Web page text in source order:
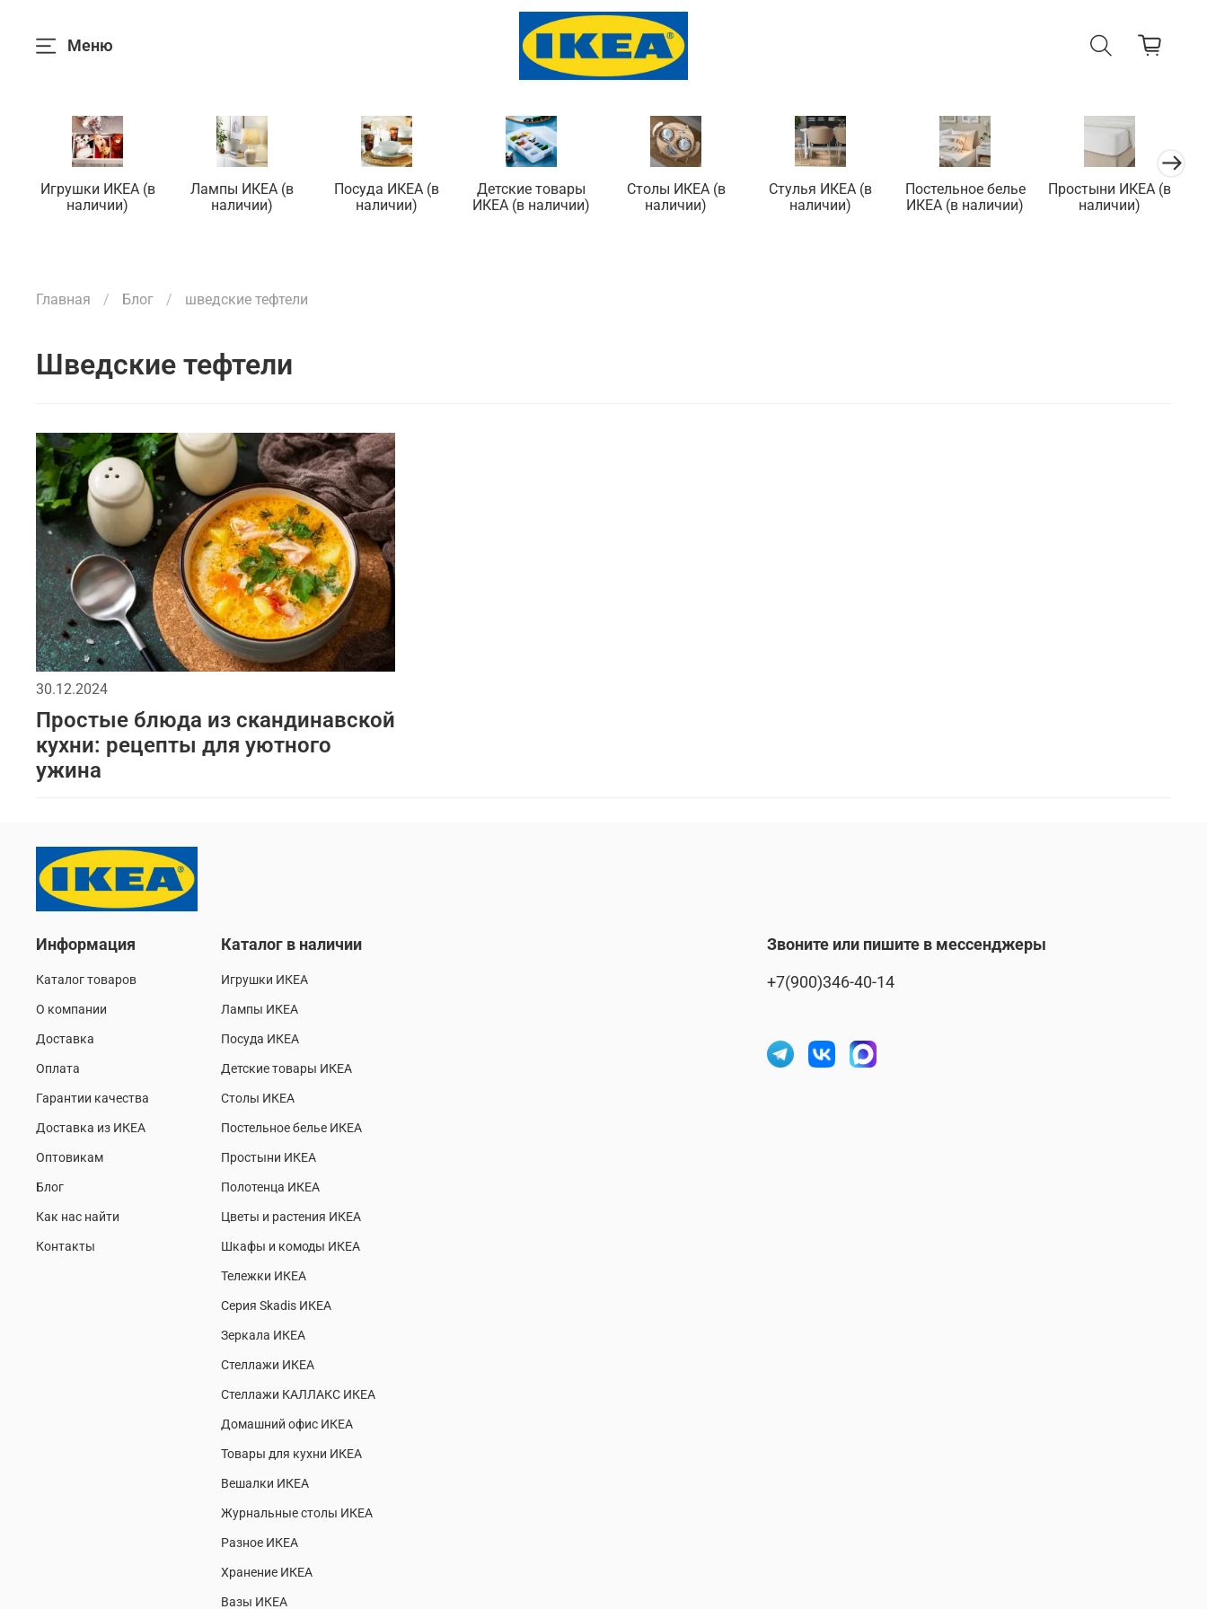
Меню
Игрушки ИКЕА (в
наличии)
Лампы ИКЕА (в
наличии)
Посуда ИКЕА (в
наличии)
Детские товары
ИКЕА (в наличии)
Столы ИКЕА (в
наличии)
Стулья ИКЕА (в
наличии)
Постельное белье
ИКЕА (в наличии)
Простыни ИКЕА (в
наличии)
Главная Блог шведские тефтели
шведские тефтели
30.12.2024
Простые блюда из скандинавской
кухни: рецепты для уютного
ужина
Информация
Каталог товаров
О компании
Доставка
Оплата
Гарантии качества
Доставка из ИКЕА
Оптовикам
Блог
Как нас найти
Контакты
Каталог в наличии
Игрушки ИКЕА
Лампы ИКЕА
Посуда ИКЕА
Детские товары ИКЕА
Столы ИКЕА
Постельное белье ИКЕА
Простыни ИКЕА
Полотенца ИКЕА
Цветы и растения ИКЕА
Шкафы и комоды ИКЕА
Тележки ИКЕА
Серия Skadis ИКЕА
Зеркала ИКЕА
Стеллажи ИКЕА
Стеллажи КАЛЛАКС ИКЕА
Домашний офис ИКЕА
Товары для кухни ИКЕА
Вешалки ИКЕА
Журнальные столы ИКЕА
Разное ИКЕА
Хранение ИКЕА
Вазы ИКЕА
Звоните или пишите в мессенджеры
+7(900)346-40-14